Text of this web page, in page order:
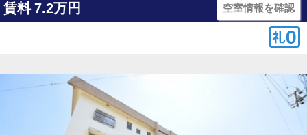
賃料 7.2万円 空室情報を確認